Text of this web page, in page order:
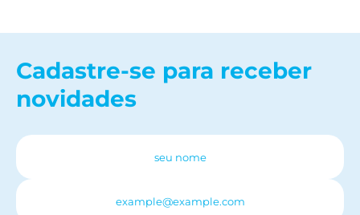
Cadastre-se para receber
novidades